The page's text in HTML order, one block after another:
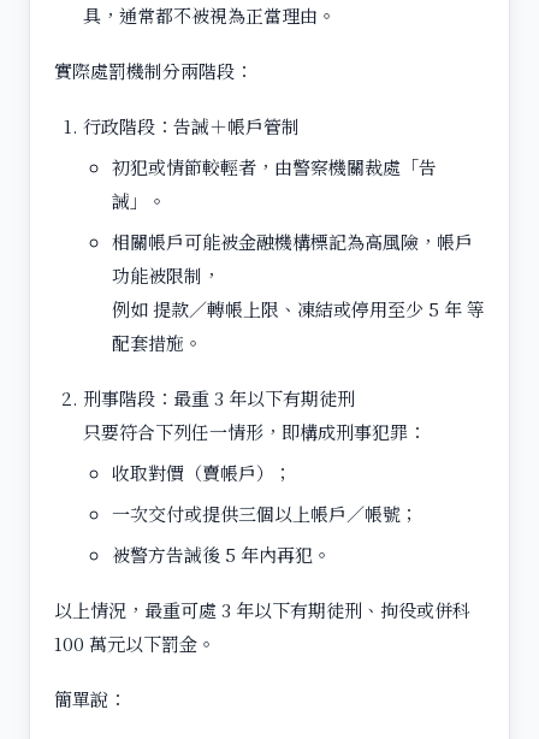
具，通常都不被視為正當理由。
實際處罰機制分兩階段：
行政階段：告誡＋帳戶管制
初犯或情節較輕者，由警察機關裁處「告
誡」。
相關帳戶可能被金融機構標記為高風險，帳戶
功能被限制，
例如 提款／轉帳上限、凍結或停用至少 5 年 等
配套措施。
刑事階段：最重 3 年以下有期徒刑
只要符合下列任一情形，即構成刑事犯罪：
收取對價（賣帳戶）；
一次交付或提供三個以上帳戶／帳號；
被警方告誡後 5 年內再犯。
以上情況，最重可處 3 年以下有期徒刑、拘役或併科
100 萬元以下罰金。
簡單說：